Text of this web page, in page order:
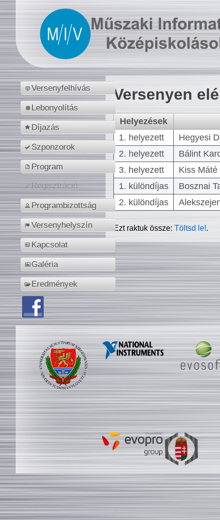
Versenyfelhívás
Lebonyolítás
Díjazás
Szponzorok
Program
Regisztráció
Programbizottság
Versenyhelyszín
Kapcsolat
Galéria
Eredmények
Versenyen
Helyezések
1. helyezett
Hegyesi
2. helyezett
Bálint
3. helyezett
Kiss
1. különdíjas
Bosznai
2. különdíjas
Ezt raktuk össze:Töltsd le!.